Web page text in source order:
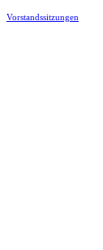
Vorstandssitzungen